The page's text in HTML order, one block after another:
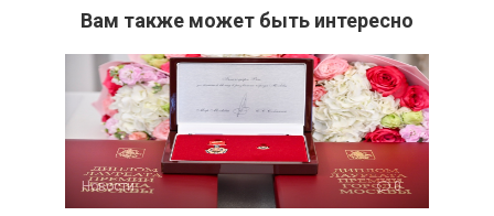
Вам также может быть интересно
Новости 0